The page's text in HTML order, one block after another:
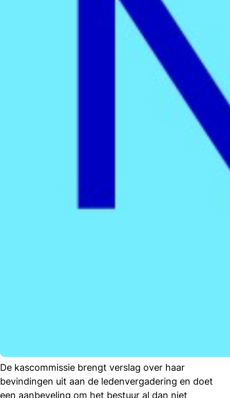
De kascommissie brengt verslag over haar
bevindingen uit aan de ledenvergadering en doet
een aanbeveling om het bestuur al dan niet